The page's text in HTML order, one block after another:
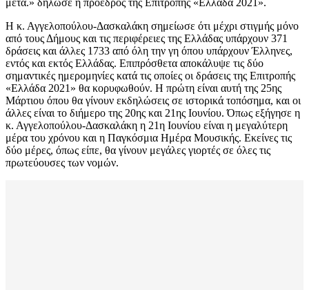
μετά.» δήλωσε η πρόεδρος της Επιτροπής «Ελλάδα 2021».
Η κ. Αγγελοπούλου-Δασκαλάκη σημείωσε ότι μέχρι στιγμής μόνο
από τους Δήμους και τις περιφέρειες της Ελλάδας υπάρχουν 371
δράσεις και άλλες 1733 από όλη την γη όπου υπάρχουν Έλληνες,
εντός και εκτός Ελλάδας. Επιπρόσθετα αποκάλυψε τις δύο
σημαντικές ημερομηνίες κατά τις οποίες οι δράσεις της Επιτροπής
«Ελλάδα 2021» θα κορυφωθούν. Η πρώτη είναι αυτή της 25ης
Μάρτιου όπου θα γίνουν εκδηλώσεις σε ιστορικά τοπόσημα, και οι
άλλες είναι το διήμερο της 20ης και 21ης Ιουνίου. Όπως εξήγησε η
κ. Αγγελοπούλου-Δασκαλάκη η 21η Ιουνίου είναι η μεγαλύτερη
μέρα του χρόνου και η Παγκόσμια Ημέρα Μουσικής. Εκείνες τις
δύο μέρες, όπως είπε, θα γίνουν μεγάλες γιορτές σε όλες τις
πρωτεύουσες των νομών.